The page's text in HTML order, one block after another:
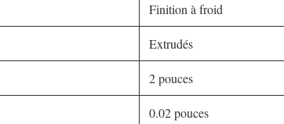
Finition à froid
Extrudés
2 pouces
0.02 pouces